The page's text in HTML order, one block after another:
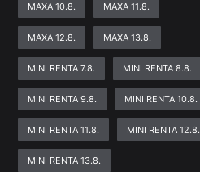
MAXA 10.8. MAXA 11.8.
MAXA 12.8. MAXA 13.8.
MINI RENTA 7.8. MINI RENTA 8.8.
MINI RENTA 9.8. MINI RENTA 10.8.
MINI RENTA 11.8. MINI RENTA 12.8.
MINI RENTA 13.8.